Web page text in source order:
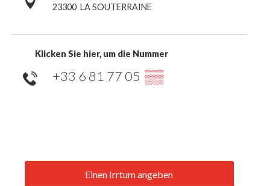
23300 LA SOUTERRAINE
Klicken Sie hier, um die Nummer
+33 6 81 77 05 ▒▒
Einen Irrtum angeben